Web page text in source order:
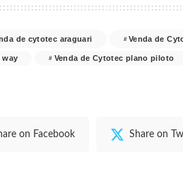
de cytotec araguari Venda de
way Venda de Cytotec plano piloto
on Facebook Share on